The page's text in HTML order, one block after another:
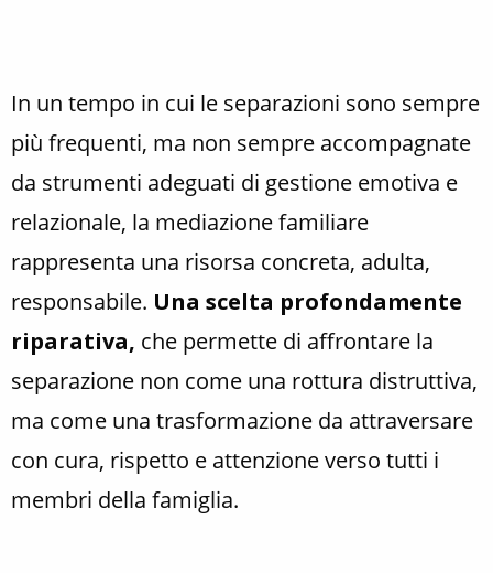
In un tempo in cui le separazioni sono sempre
più frequenti, ma non sempre accompagnate
da strumenti adeguati di gestione emotiva e
relazionale, la mediazione familiare
rappresenta una risorsa concreta, adulta,
responsabile. Una scelta profondamente
riparativa, che permette di affrontare la
separazione non come una rottura distruttiva,
ma come una trasformazione da attraversare
con cura, rispetto e attenzione verso tutti i
membri della famiglia.